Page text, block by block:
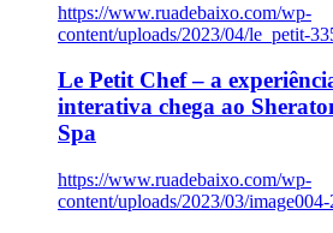
https://www.ruadebaixo.com/wp-
content/uploads/2023/04/le_petit-
Le Petit Chef – a
interativa chega ao
Spa
https://www.ruadebaixo.com/wp-
content/uploads/2023/03/